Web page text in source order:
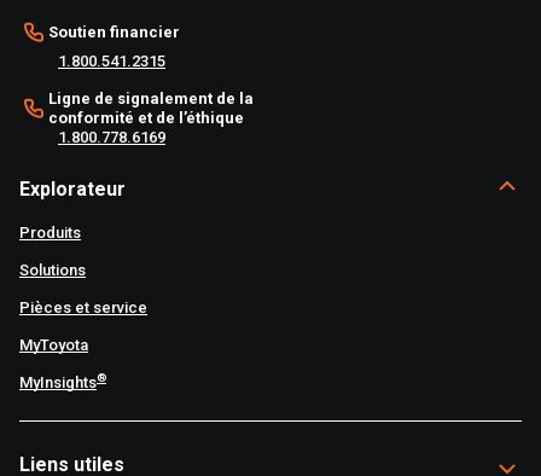
Soutien financier
1.800.541.2315
Ligne de signalement de la
conformité et de l’éthique
1.800.778.6169
Explorateur
Produits
Solutions
Pièces et service
MyToyota
MyInsights®
Liens utiles